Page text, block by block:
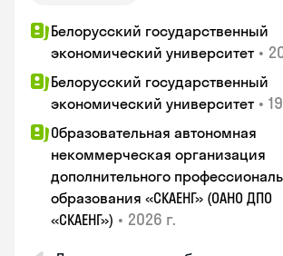
Белорусский государственный
экономический университет •
Белорусский государственный
экономический университет •
Образовательная автономная
некоммерческая организация
дополнительного
образования «СКАЕНГ» (ОАНО ДПО
«СКАЕНГ») • 2026 г.